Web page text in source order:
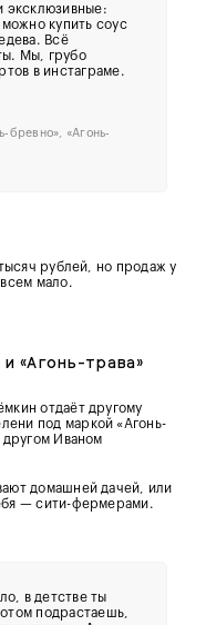
эксклюзивные:
купить соус
Всё
Мы, грубо
в инстаграме.
бревно», «Агонь-
рублей, но продаж у
мало.
«Агонь-трава»
отдаёт другому
под маркой «Агонь-
другом Иваном
домашней дачей, или
— сити-фермерами.
в детстве ты
подрастаешь,